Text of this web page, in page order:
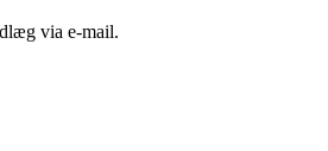
via e-mail.